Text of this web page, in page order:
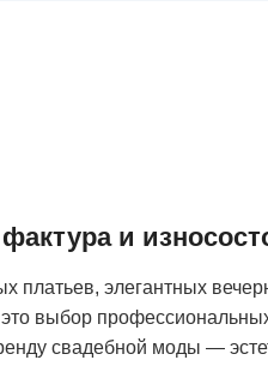
фактура и
платьев, элегантных
выбор
свадебной моды —